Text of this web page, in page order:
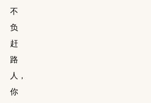
不
负
赶
路
人，
你